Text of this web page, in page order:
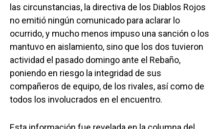
las circunstancias, la directiva de los Diablos Rojos
no emitió ningún comunicado para aclarar lo
ocurrido, y mucho menos impuso una sanción o los
mantuvo en aislamiento, sino que los dos tuvieron
actividad el pasado domingo ante el Rebaño,
poniendo en riesgo la integridad de sus
compañeros de equipo, de los rivales, así como de
todos los involucrados en el encuentro.